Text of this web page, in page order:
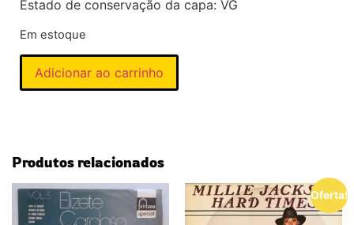
Estado de conservação da capa: VG
Em estoque
Adicionar ao carrinho
Produtos relacionados
Oferta!